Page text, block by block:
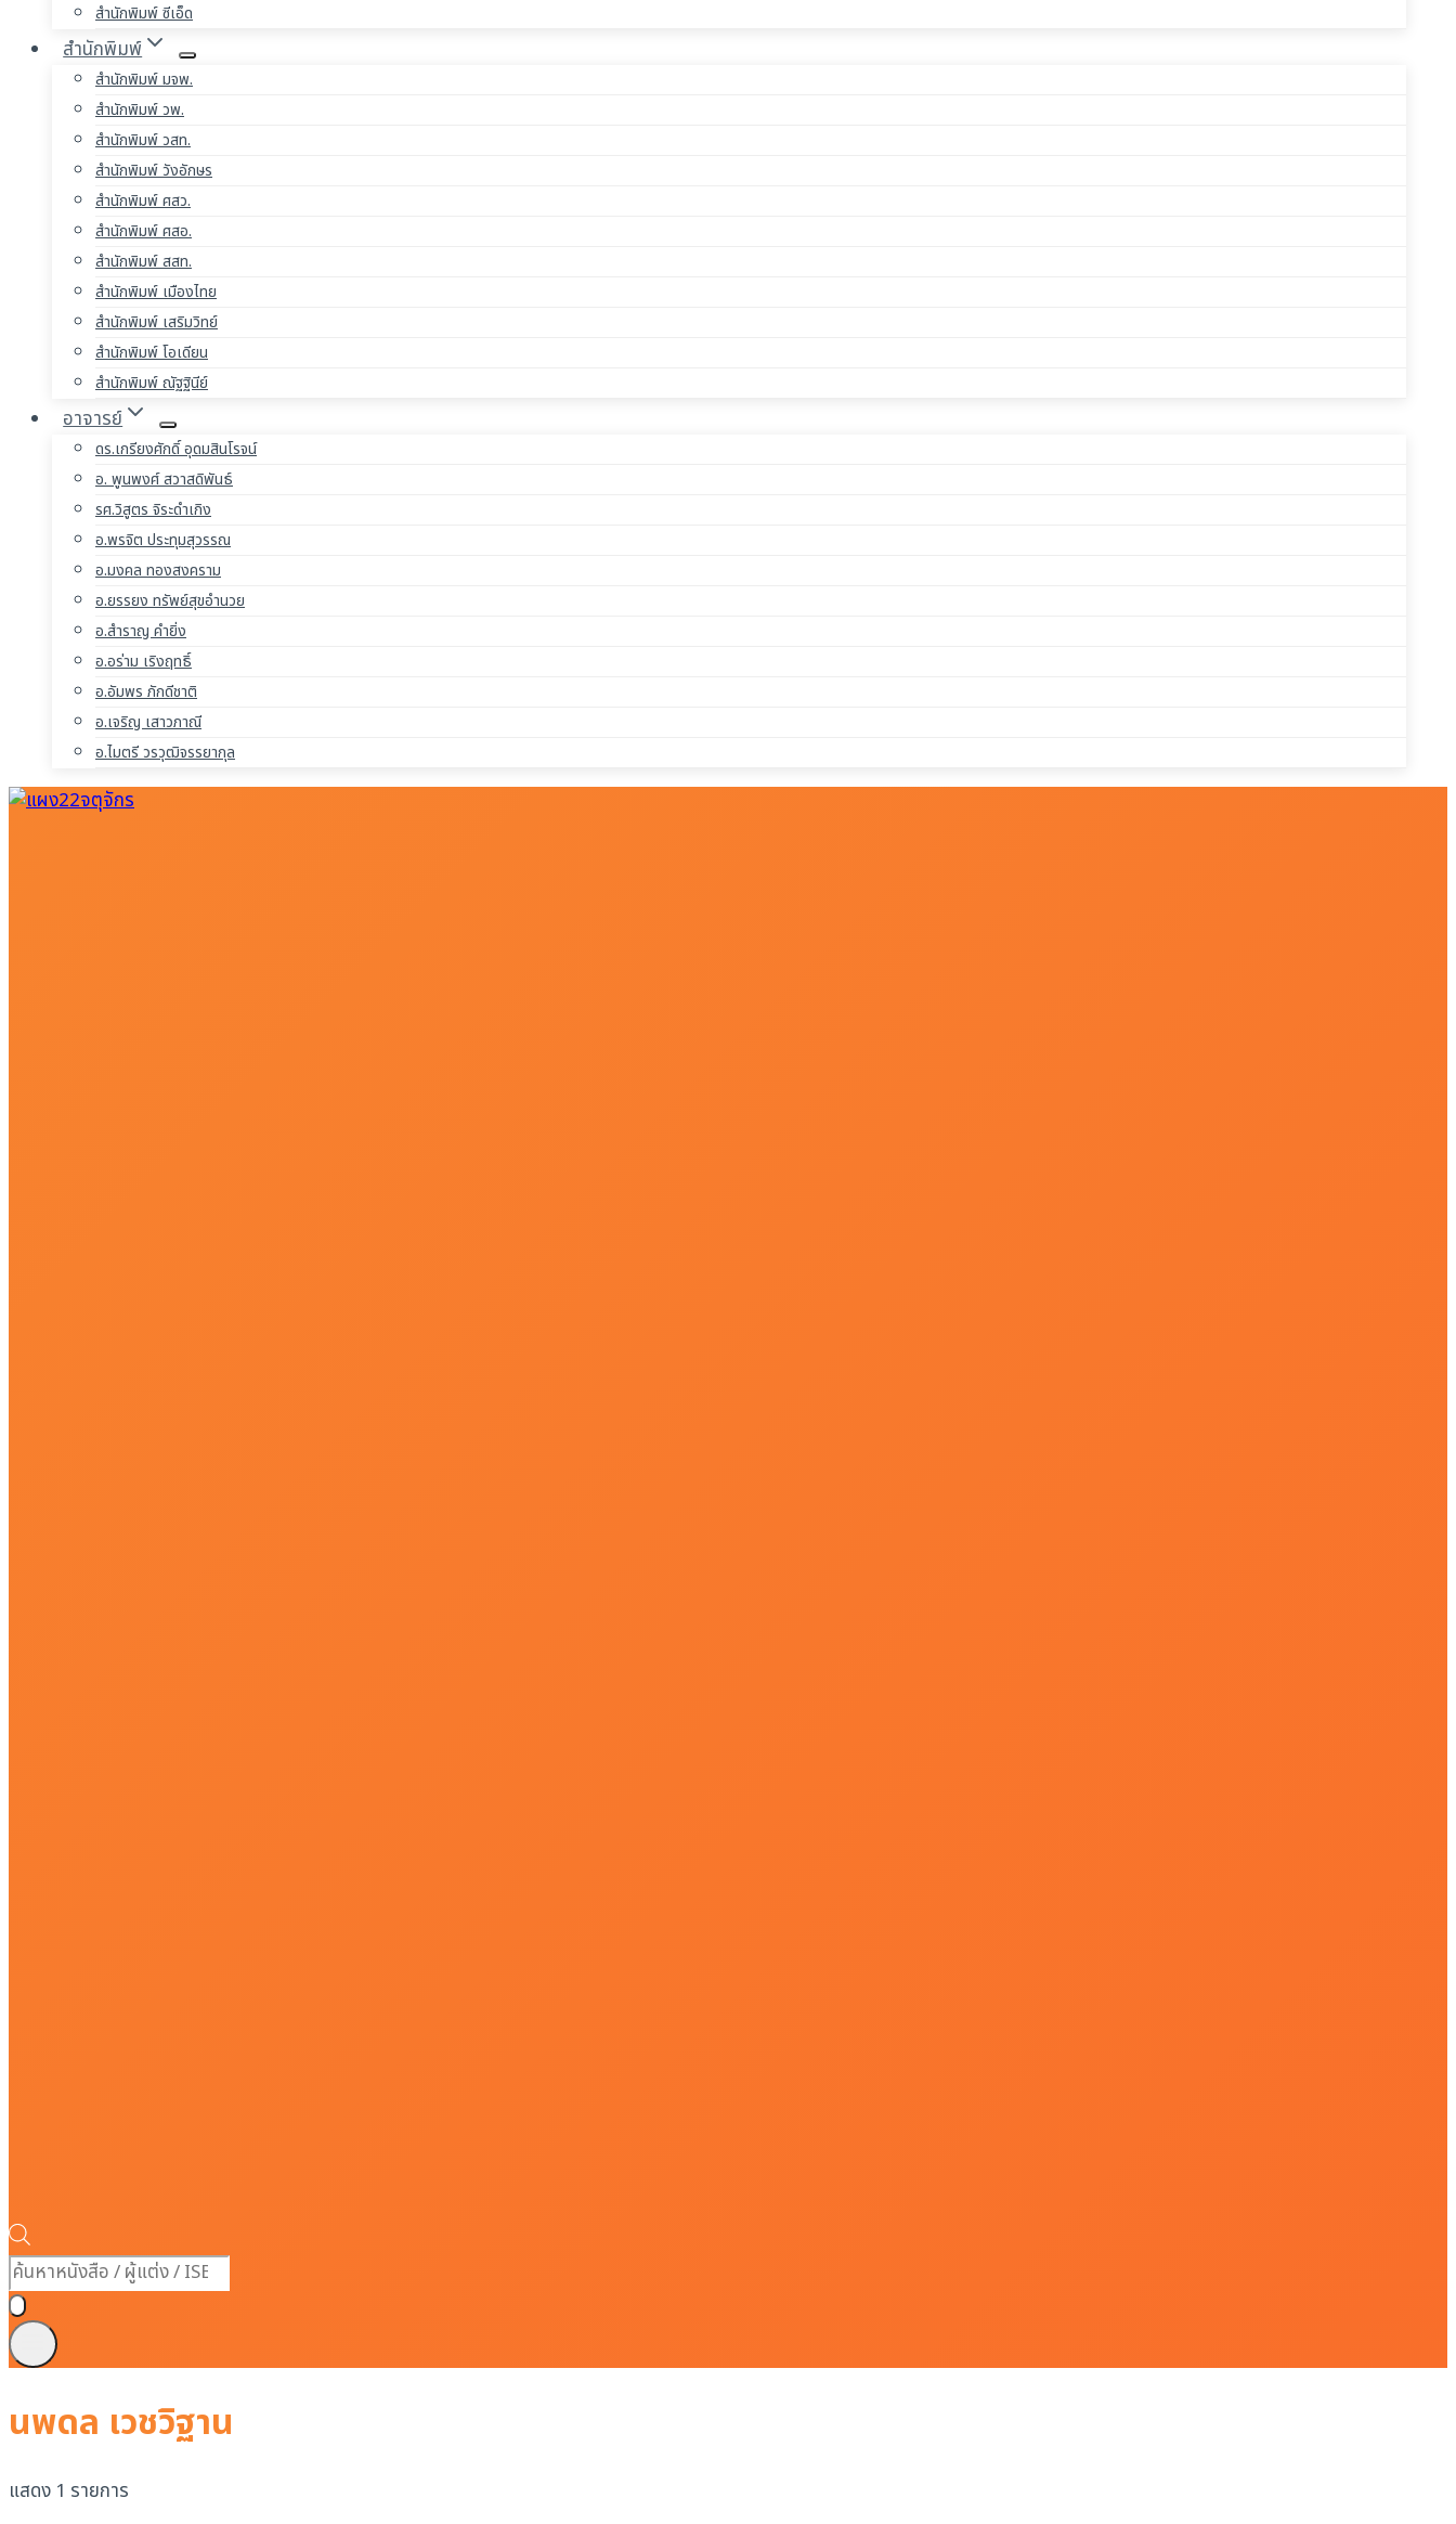
สำนักพิมพ์ ซีเอ็ด
สำนักพิมพ์
สำนักพิมพ์ มจพ.
สำนักพิมพ์ วพ.
สำนักพิมพ์ วสท.
สำนักพิมพ์ วังอักษร
สำนักพิมพ์ ศสว.
สำนักพิมพ์ ศสอ.
สำนักพิมพ์ สสท.
สำนักพิมพ์ เมืองไทย
สำนักพิมพ์ เสริมวิทย์
สำนักพิมพ์ โอเดียน
สำนักพิมพ์ ณัฐฐินีย์
อาจารย์
ดร.เกรียงศักดิ์ อุดมสินโรจน์
อ. พูนพงศ์ สวาสดิพันธ์
รศ.วิสูตร จิระดำเกิง
อ.พรจิต ประทุมสุวรรณ
อ.มงคล ทองสงคราม
อ.ยรรยง ทรัพย์สุขอำนวย
อ.สำราญ คำยิ่ง
อ.อร่าม เริงฤทธิ์
อ.อัมพร ภักดีชาติ
อ.เจริญ เสาวภาณี
อ.ไมตรี วรวุฒิจรรยากุล
Products
search
นพดล เวชวิฐาน
แสดง 1 รายการ